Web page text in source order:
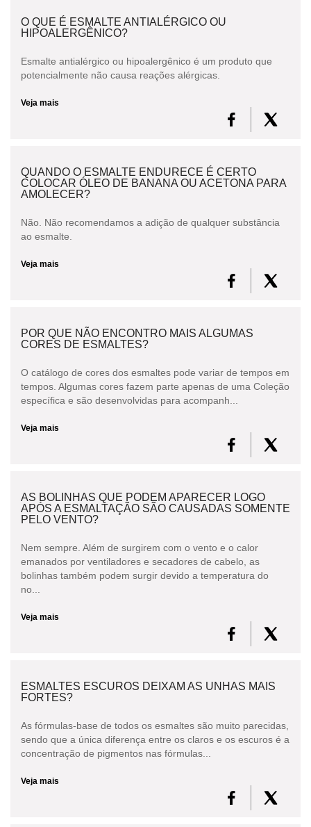
O QUE É ESMALTE ANTIALÉRGICO OU
HIPOALERGÊNICO?
Esmalte antialérgico ou hipoalergênico é um produto que
potencialmente não causa reações alérgicas.
Veja mais
QUANDO O ESMALTE ENDURECE É CERTO
COLOCAR ÓLEO DE BANANA OU ACETONA PARA
AMOLECER?
Não. Não recomendamos a adição de qualquer substância
ao esmalte.
Veja mais
POR QUE NÃO ENCONTRO MAIS ALGUMAS
CORES DE ESMALTES?
O catálogo de cores dos esmaltes pode variar de tempos em
tempos. Algumas cores fazem parte apenas de uma Coleção
específica e são desenvolvidas para acompanh...
Veja mais
AS BOLINHAS QUE PODEM APARECER LOGO
APÓS A ESMALTAÇÃO SÃO CAUSADAS SOMENTE
PELO VENTO?
Nem sempre. Além de surgirem com o vento e o calor
emanados por ventiladores e secadores de cabelo, as
bolinhas também podem surgir devido a temperatura do
no...
Veja mais
ESMALTES ESCUROS DEIXAM AS UNHAS MAIS
FORTES?
As fórmulas-base de todos os esmaltes são muito parecidas,
sendo que a única diferença entre os claros e os escuros é a
concentração de pigmentos nas fórmulas...
Veja mais